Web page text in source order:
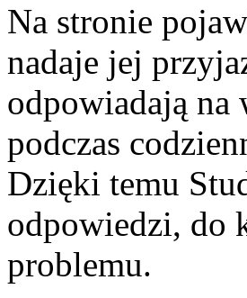
Na stronie
nadaje jej
odpowiadają na
podczas
Dzięki temu
odpowiedzi, do
problemu.